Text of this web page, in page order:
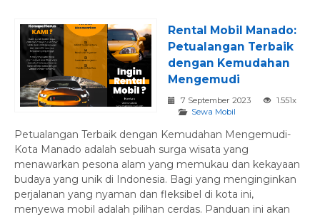
Rental Mobil Manado:
Petualangan Terbaik
dengan Kemudahan
Mengemudi
7 September 2023
1.551x
Sewa Mobil
Petualangan Terbaik dengan Kemudahan Mengemudi-
Kota Manado adalah sebuah surga wisata yang
menawarkan pesona alam yang memukau dan kekayaan
budaya yang unik di Indonesia. Bagi yang menginginkan
perjalanan yang nyaman dan fleksibel di kota ini,
menyewa mobil adalah pilihan cerdas. Panduan ini akan